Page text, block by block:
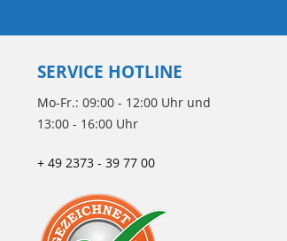
SERVICE HOTLINE
Mo-Fr.: 09:00 - 12:00 Uhr und
13:00 - 16:00 Uhr
+ 49 2373 - 39 77 00